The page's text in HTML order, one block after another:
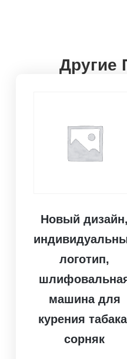
Другие
Новый дизайн,
логотип,
машина для
курения
сорняк